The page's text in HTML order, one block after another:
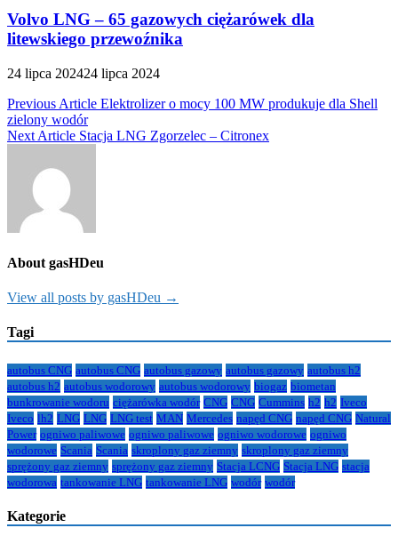
Volvo LNG – 65 gazowych ciężarówek dla
litewskiego przewoźnika
24 lipca 202424 lipca 2024
Nawigacja
wpisu
Previous Article Elektrolizer o mocy 100 MW produkuje dla Shell
zielony wodór
Next Article Stacja LNG Zgorzelec – Citronex
About gasHDeu
View all posts by gasHDeu →
Tagi
autobus CNG autobus CNG autobus gazowy autobus gazowy autobus h2
autobus h2 autobus wodorowy autobus wodorowy biogaz biometan
bunkrowanie wodoru ciężarówka wodór CNG CNG Cummins h2 h2 Iveco
Iveco lh2 LNG LNG LNG test MAN Mercedes napęd CNG napęd CNG Natural
Power ogniwo paliwowe ogniwo paliwowe ogniwo wodorowe ogniwo
wodorowe Scania Scania skroplony gaz ziemny skroplony gaz ziemny
sprężony gaz ziemny sprężony gaz ziemny Stacja LCNG Stacja LNG stacja
wodorowa tankowanie LNG tankowanie LNG wodór wodór
Kategorie